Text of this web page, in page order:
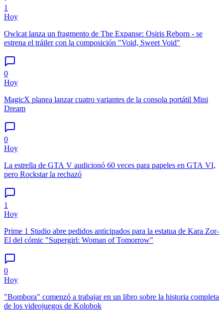
1
Hoy
Owlcat lanza un fragmento de The Expanse: Osiris Reborn - se
estrena el tráiler con la composición "Void, Sweet Void"
0
Hoy
MagicX planea lanzar cuatro variantes de la consola portátil Mini
Dream
0
Hoy
La estrella de GTA V audicionó 60 veces para papeles en GTA VI,
pero Rockstar la rechazó
1
Hoy
Prime 1 Studio abre pedidos anticipados para la estatua de Kara Zor-
El del cómic "Supergirl: Woman of Tomorrow"
0
Hoy
"Bombora" comenzó a trabajar en un libro sobre la historia completa
de los videojuegos de Kolobok